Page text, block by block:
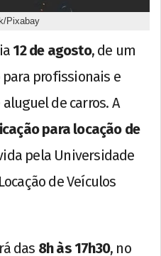
Pixabay
12 de agosto, de um
profissionais e
de carros. A
para locação de
pela Universidade
de Veículos
das 8h às 17h30, no